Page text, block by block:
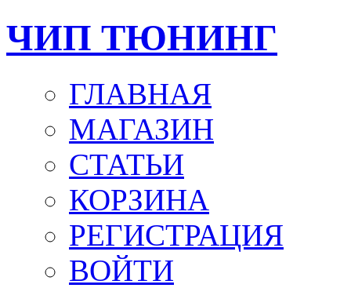
ЧИП ТЮНИНГ
ГЛАВНАЯ
МАГАЗИН
СТАТЬИ
КОРЗИНА
РЕГИСТРАЦИЯ
ВОЙТИ